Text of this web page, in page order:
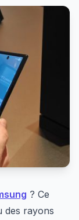
? Ce
des rayons